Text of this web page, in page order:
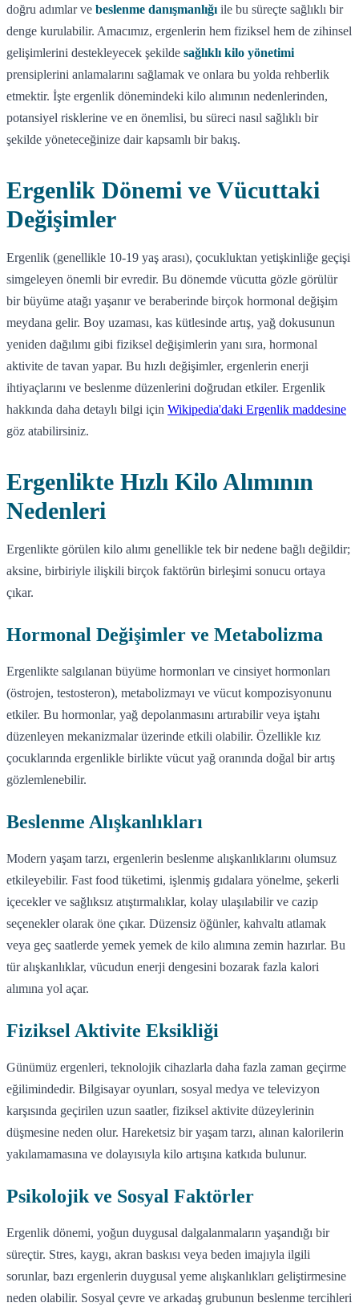
doğru adımlar ve beslenme danışmanlığı ile bu süreçte sağlıklı bir
denge kurulabilir. Amacımız, ergenlerin hem fiziksel hem de zihinsel
gelişimlerini destekleyecek şekilde sağlıklı kilo yönetimi
prensiplerini anlamalarını sağlamak ve onlara bu yolda rehberlik
etmektir. İşte ergenlik dönemindeki kilo alımının nedenlerinden,
potansiyel risklerine ve en önemlisi, bu süreci nasıl sağlıklı bir
şekilde yöneteceğinize dair kapsamlı bir bakış.
Ergenlik Dönemi ve Vücuttaki
Değişimler
Ergenlik (genellikle 10-19 yaş arası), çocukluktan yetişkinliğe geçişi
simgeleyen önemli bir evredir. Bu dönemde vücutta gözle görülür
bir büyüme atağı yaşanır ve beraberinde birçok hormonal değişim
meydana gelir. Boy uzaması, kas kütlesinde artış, yağ dokusunun
yeniden dağılımı gibi fiziksel değişimlerin yanı sıra, hormonal
aktivite de tavan yapar. Bu hızlı değişimler, ergenlerin enerji
ihtiyaçlarını ve beslenme düzenlerini doğrudan etkiler. Ergenlik
hakkında daha detaylı bilgi için Wikipedia'daki Ergenlik maddesine
göz atabilirsiniz.
Ergenlikte Hızlı Kilo Alımının
Nedenleri
Ergenlikte görülen kilo alımı genellikle tek bir nedene bağlı değildir;
aksine, birbiriyle ilişkili birçok faktörün birleşimi sonucu ortaya
çıkar.
Hormonal Değişimler ve Metabolizma
Ergenlikte salgılanan büyüme hormonları ve cinsiyet hormonları
(östrojen, testosteron), metabolizmayı ve vücut kompozisyonunu
etkiler. Bu hormonlar, yağ depolanmasını artırabilir veya iştahı
düzenleyen mekanizmalar üzerinde etkili olabilir. Özellikle kız
çocuklarında ergenlikle birlikte vücut yağ oranında doğal bir artış
gözlemlenebilir.
Beslenme Alışkanlıkları
Modern yaşam tarzı, ergenlerin beslenme alışkanlıklarını olumsuz
etkileyebilir. Fast food tüketimi, işlenmiş gıdalara yönelme, şekerli
içecekler ve sağlıksız atıştırmalıklar, kolay ulaşılabilir ve cazip
seçenekler olarak öne çıkar. Düzensiz öğünler, kahvaltı atlamak
veya geç saatlerde yemek yemek de kilo alımına zemin hazırlar. Bu
tür alışkanlıklar, vücudun enerji dengesini bozarak fazla kalori
alımına yol açar.
Fiziksel Aktivite Eksikliği
Günümüz ergenleri, teknolojik cihazlarla daha fazla zaman geçirme
eğilimindedir. Bilgisayar oyunları, sosyal medya ve televizyon
karşısında geçirilen uzun saatler, fiziksel aktivite düzeylerinin
düşmesine neden olur. Hareketsiz bir yaşam tarzı, alınan kalorilerin
yakılamamasına ve dolayısıyla kilo artışına katkıda bulunur.
Psikolojik ve Sosyal Faktörler
Ergenlik dönemi, yoğun duygusal dalgalanmaların yaşandığı bir
süreçtir. Stres, kaygı, akran baskısı veya beden imajıyla ilgili
sorunlar, bazı ergenlerin duygusal yeme alışkanlıkları geliştirmesine
neden olabilir. Sosyal çevre ve arkadaş grubunun beslenme tercihleri